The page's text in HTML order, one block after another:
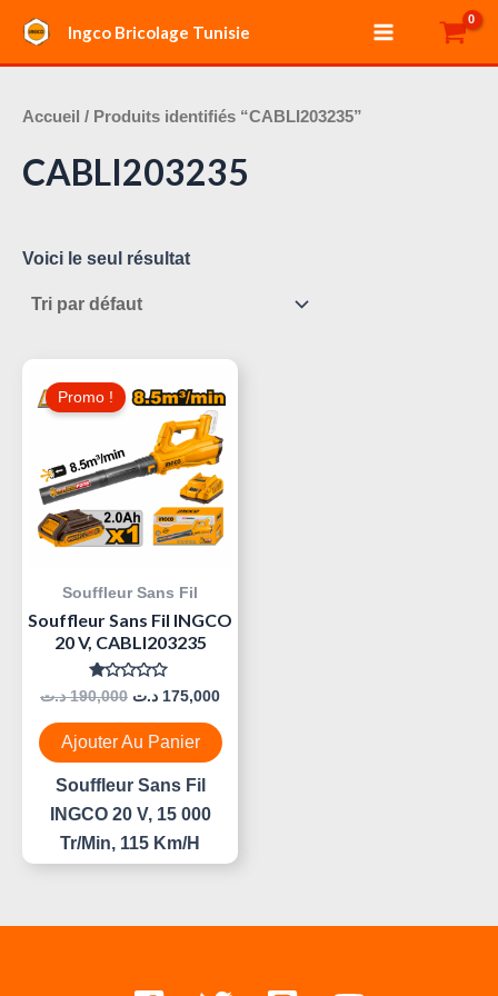
contenu
Ingco Bricolage Tunisie
Main
Menu
Accueil / Produits identifiés “CABLI203235”
CABLI203235
Voici le seul résultat
Promo !
Souffleur Sans Fil
Souffleur Sans Fil INGCO
20 V, CABLI203235
Note
0
Sur
5
190,000 د.ت
Prix
Initial
Était :
190,000 د.ت.
175,000 د.ت
Le
Actuel
Ajouter Au Panier
Souffleur Sans Fil
INGCO 20 V, 15 000
Tr/min, 115 Km/h